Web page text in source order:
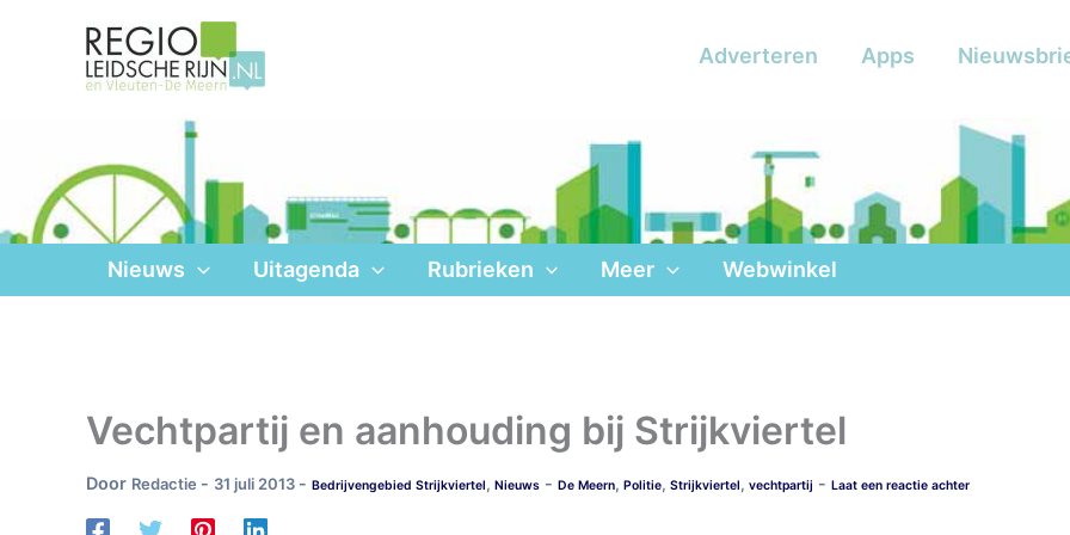
Adverteren Apps
Nieuws Uitagenda Rubrieken Meer Webwinkel
Vechtpartij en aanhouding bij Strijkviertel
Door Redactie - 31 juli 2013 - Bedrijvengebied Strijkviertel, Nieuws - De Meern, Politie, Strijkviertel, vechtpartij - Laat een reactie achter